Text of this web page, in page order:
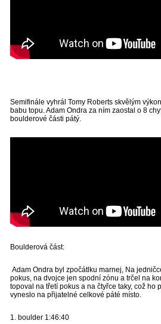
Semifinále vyhrál Tomy Roberts skvělým
babu topu. Adam Ondra za ním zaostal o 8
boulderové části pátý.
Boulderová část:
Adam Ondra byl zpočátlku marnej, Na
pokus, na dvojce jen spodní zónu a trčel na
topoval na třetí pokus a na čtyřce taky, což ho
vyneslo na přijatelné celkové páté místo.
1. boulder 1:46:40